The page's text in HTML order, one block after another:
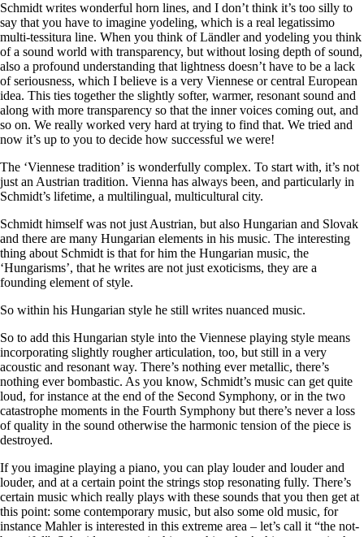
Schmidt writes wonderful horn lines, and I don’t think it’s too silly to
say that you have to imagine yodeling, which is a real legatissimo
multi-tessitura line. When you think of Ländler and yodeling you think
of a sound world with transparency, but without losing depth of sound,
also a profound understanding that lightness doesn’t have to be a lack
of seriousness, which I believe is a very Viennese or central European
idea. This ties together the slightly softer, warmer, resonant sound and
along with more transparency so that the inner voices coming out, and
so on. We really worked very hard at trying to find that. We tried and
now it’s up to you to decide how successful we were!
The ‘Viennese tradition’ is wonderfully complex. To start with, it’s not
just an Austrian tradition. Vienna has always been, and particularly in
Schmidt’s lifetime, a multilingual, multicultural city.
Schmidt himself was not just Austrian, but also Hungarian and Slovak
and there are many Hungarian elements in his music. The interesting
thing about Schmidt is that for him the Hungarian music, the
‘Hungarisms’, that he writes are not just exoticisms, they are a
founding element of style.
So within his Hungarian style he still writes nuanced music.
So to add this Hungarian style into the Viennese playing style means
incorporating slightly rougher articulation, too, but still in a very
acoustic and resonant way. There’s nothing ever metallic, there’s
nothing ever bombastic. As you know, Schmidt’s music can get quite
loud, for instance at the end of the Second Symphony, or in the two
catastrophe moments in the Fourth Symphony but there’s never a loss
of quality in the sound otherwise the harmonic tension of the piece is
destroyed.
If you imagine playing a piano, you can play louder and louder and
louder, and at a certain point the strings stop resonating fully. There’s
certain music which really plays with these sounds that you then get at
this point: some contemporary music, but also some old music, for
instance Mahler is interested in this extreme area – let’s call it “the not-